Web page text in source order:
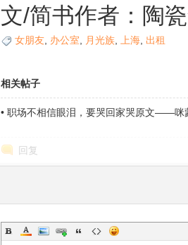
文/简书作者：陶
女朋友 办公室 月光族 上海 出租
相关帖子
• 职场不相信眼泪，要哭回家哭原文——咪
回复